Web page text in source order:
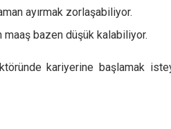
ayırmak zorlaşabiliyor.
bazen düşük kalabiliyor.
kariyerine başlamak